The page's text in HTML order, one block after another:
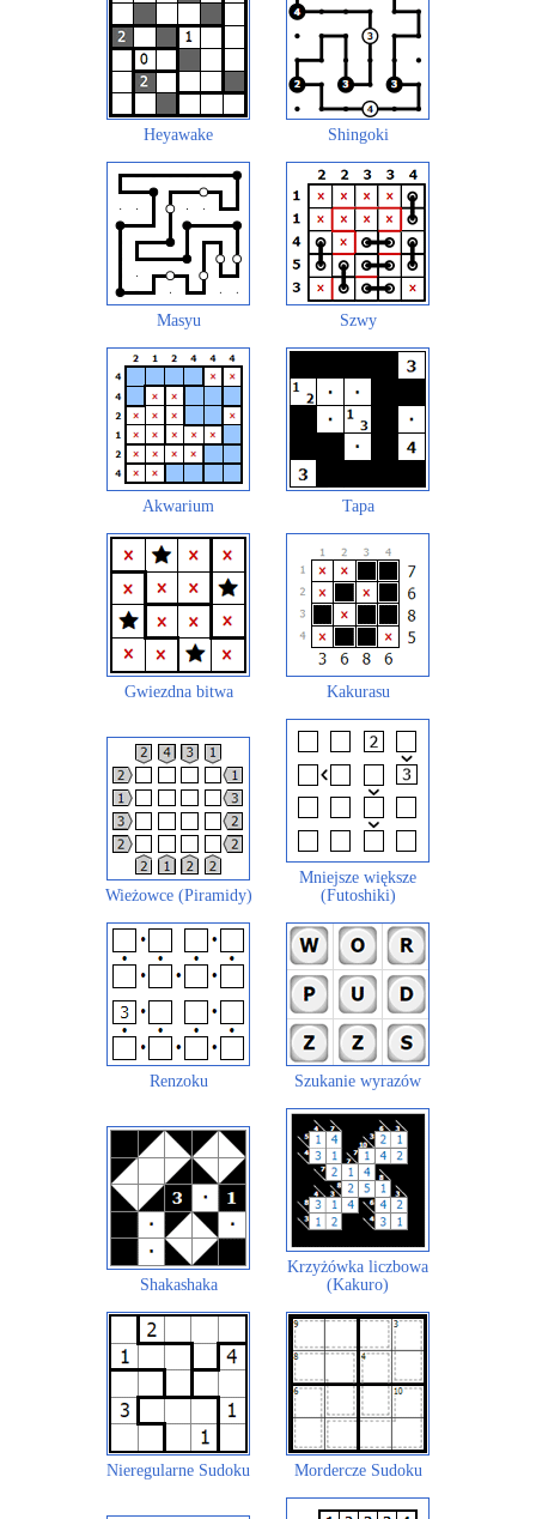
Heyawake Shingoki
Masyu Szwy
Akwarium Tapa
Gwiezdna bitwa Kakurasu
Wieżowce (Piramidy)
Mniejsze większe
(Futoshiki)
Renzoku Szukanie wyrazów
Shakashaka
Krzyżówka liczbowa
(Kakuro)
Nieregularne Sudoku Mordercze Sudoku